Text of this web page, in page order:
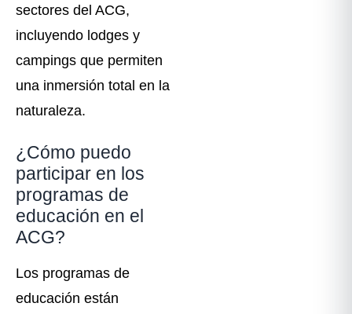
sectores del ACG,
incluyendo lodges y
campings que permiten
una inmersión total en la
naturaleza.
¿Cómo puedo
participar en los
programas de
educación en el
ACG?
Los programas de
educación están